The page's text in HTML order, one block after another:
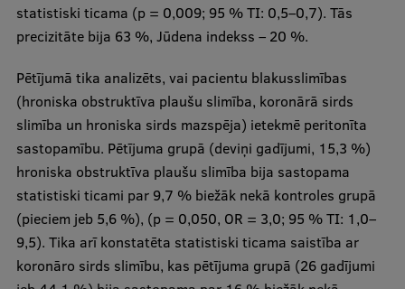
statistiski ticama (p = 0,009; 95 % TI: 0,5–0,7). Tās
precizitāte bija 63 %, Jūdena indekss – 20 %.
Pētījumā tika analizēts, vai pacientu blakusslimības
(hroniska obstruktīva plaušu slimība, koronārā sirds
slimība un hroniska sirds mazspēja) ietekmē peritonīta
sastopamību. Pētījuma grupā (deviņi gadījumi, 15,3 %)
hroniska obstruktīva plaušu slimība bija sastopama
statistiski ticami par 9,7 % biežāk nekā kontroles grupā
(pieciem jeb 5,6 %), (p = 0,050, OR = 3,0; 95 % TI: 1,0–
9,5). Tika arī konstatēta statistiski ticama saistība ar
koronāro sirds slimību, kas pētījuma grupā (26 gadījumi